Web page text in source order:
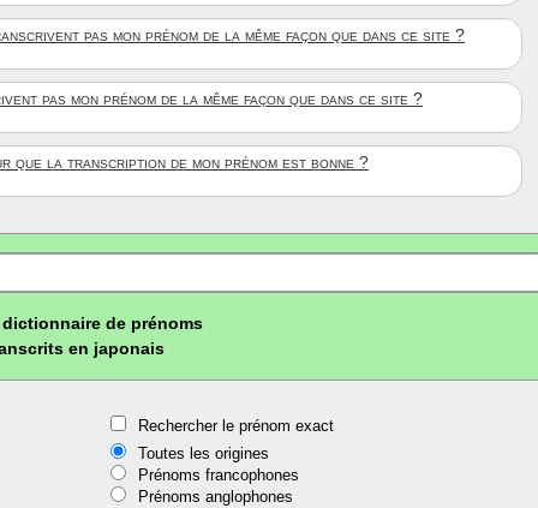
pas mon prénom de la même façon que dans ce site ?
pas mon prénom de la même façon que dans ce site ?
que la transcription de mon prénom est bonne ?
de prénoms
en japonais
Rechercher le prénom exact
Toutes les origines
Prénoms francophones
Prénoms anglophones